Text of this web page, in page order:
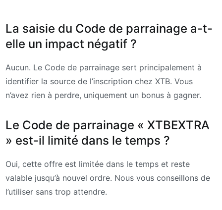
La saisie du Code de parrainage a-t-
elle un impact négatif ?
Aucun. Le Code de parrainage sert principalement à
identifier la source de l’inscription chez XTB. Vous
n’avez rien à perdre, uniquement un bonus à gagner.
Le Code de parrainage « XTBEXTRA
» est-il limité dans le temps ?
Oui, cette offre est limitée dans le temps et reste
valable jusqu’à nouvel ordre. Nous vous conseillons de
l’utiliser sans trop attendre.